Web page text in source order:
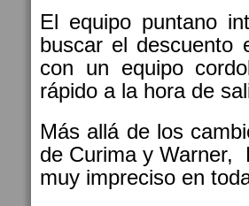
El equipo puntano
buscar el descuento
con un equipo
rápido a la hora de
Más allá de los
de Curima y Warner,
muy impreciso en